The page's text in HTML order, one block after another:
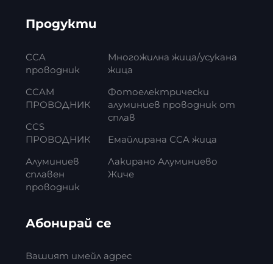
Продукти
CCA
проводник
CCAM
ПРОВОДНИК
CCS
ПРОВОДНИК
Алуминиев
сплавен
проводник
Многожилна жица/усукана
жица
Фотоелектрически
алуминиев проводник от
сплав
Емайлирана CCA жица
Лакирано Алуминиево
Жиче
Абонирай се
Вашият имейл адрес